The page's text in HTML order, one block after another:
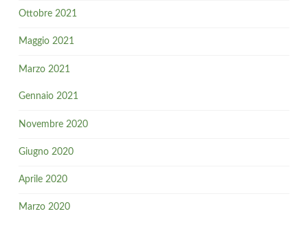
Ottobre 2021
Maggio 2021
Marzo 2021
Gennaio 2021
Novembre 2020
Giugno 2020
Aprile 2020
Marzo 2020